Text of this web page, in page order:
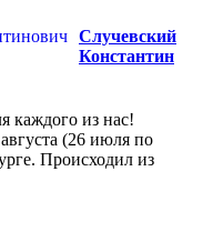
Случевский
Константин
каждого из нас!
(26 июля по
Происходил из